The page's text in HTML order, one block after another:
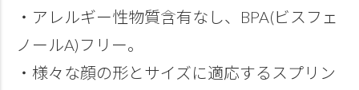
・アレルギー性物質含有なし、BPA(ビスフェ
ノールA)フリー。
・様々な顔の形とサイズに適応するスプリン